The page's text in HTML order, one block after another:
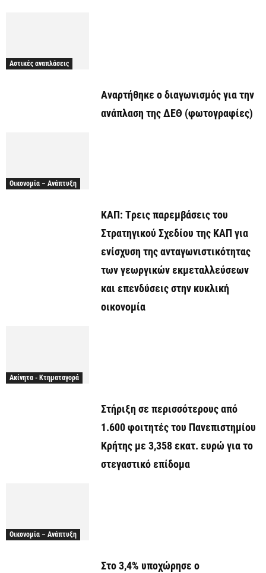
Αστικές αναπλάσεις
Αναρτήθηκε o διαγωνισμός για την
ανάπλαση της ΔΕΘ (φωτογραφίες)
Οικονομία – Ανάπτυξη
ΚΑΠ: Tρεις παρεμβάσεις του
Στρατηγικού Σχεδίου της ΚΑΠ για
ενίσχυση της ανταγωνιστικότητας
των γεωργικών εκμεταλλεύσεων
και επενδύσεις στην κυκλική
οικονομία
Ακίνητα - Κτηματαγορά
Στήριξη σε περισσότερους από
1.600 φοιτητές του Πανεπιστημίου
Κρήτης με 3,358 εκατ. ευρώ για το
στεγαστικό επίδομα
Οικονομία – Ανάπτυξη
Στο 3,4% υποχώρησε ο